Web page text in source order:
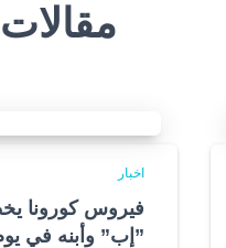
اخبار
فيروس كورونا
”إب” وأبنه في